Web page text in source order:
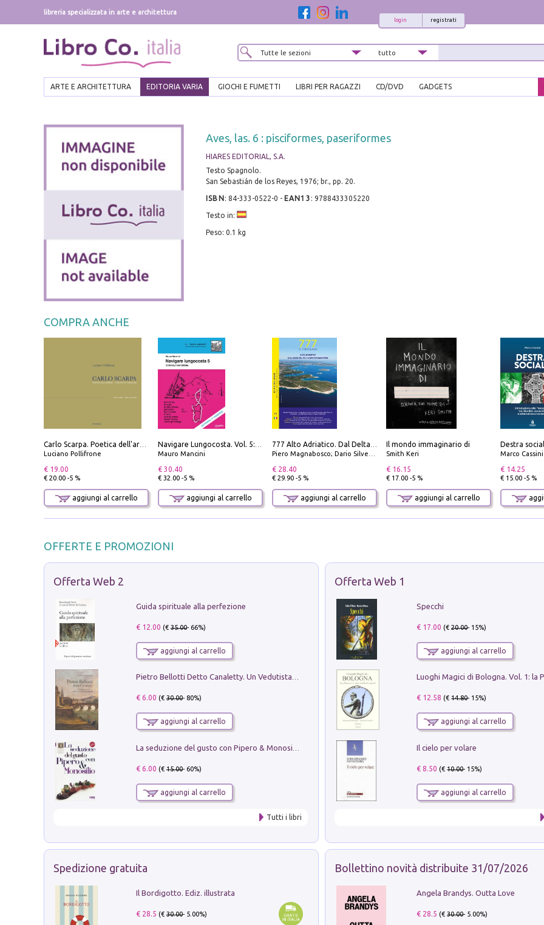
libreria specializzata in arte e architettura
registrati
login
ARTE E ARCHITETTURA EDITORIA VARIA GIOCHI E FUMETTI LIBRI PER RAGAZZI CD/DVD GADGETS
Aves, las. 6 : pisciformes, paseriformes
HIARES EDITORIAL, S.A.
Testo Spagnolo.
San Sebastián de los Reyes, 1976; br., pp. 20.
ISBN : 84-333-0522-0 - EAN13 : 9788433305220
Testo in:
Peso: 0.1 kg
COMPRA ANCHE
Carlo Scarpa. Poetica dell'arredo. Tavoli e sedie-Poetics of furniture. Tables and chairs. Ediz. bilingue
Luciano Pollifrone
€ 19.00
€ 20.00 -5 %
aggiungi al carrello
Navigare Lungocosta. Vol. 5: Corsica e Sardegna
Mauro Mancini
€ 30.40
€ 32.00 -5 %
aggiungi al carrello
777 Alto Adriatico. Dal Delta del Po a Capo Promontore. Con QR Code
Piero Magnabosco; Dario Silvestro; Marco Sbrizzi
€ 28.40
€ 29.90 -5 %
aggiungi al carrello
Il mondo immaginario di
Smith Keri
€ 16.15
€ 17.00 -5 %
aggiungi al carrello
Marco Cassini
€ 14.25
€ 15.00 -5 %
OFFERTE E PROMOZIONI
Offerta Web 2
Guida spirituale alla perfezione
€ 12.00 (€35.00- 66%)
aggiungi al carrello
Pietro Bellotti Detto Canaletty. Un Vedutista Veneziano nella Francia dell'Ancien Régime
€ 6.00 (€30.00- 80%)
aggiungi al carrello
€ 6.00 (€15.00- 60%)
aggiungi al carrello
Tutti i libri
Offerta Web 1
Specchi
€ 17.00 (€20.00- 15%)
aggiungi al carrello
€ 12.58 (€14.80- 15%)
aggiungi al carrello
Il cielo per volare
€ 8.50 (€10.00- 15%)
aggiungi al carrello
Spedizione gratuita
Il Bordigotto. Ediz. illustrata
€ 28.5 (€30.00- 5.00%)
Bollettino novità distribuite 31/07/2026
Angela Brandys. Outta Love
€ 28.5 (€30.00- 5.00%)